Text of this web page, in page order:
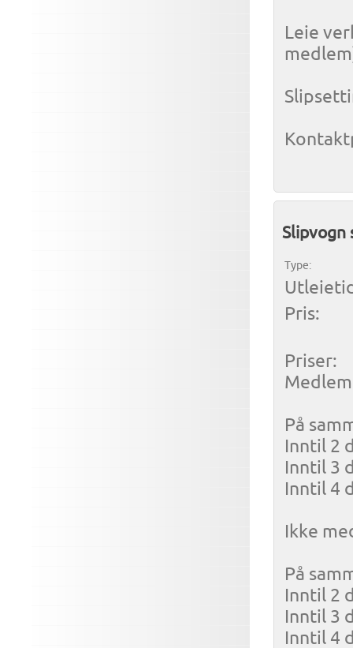
Leie
Slipvogn
Type:
Pris:
Priser:
På
Inntil 2
Inntil 3
Inntil 4
Ikke
På
Inntil 2
Inntil 3
Inntil 4